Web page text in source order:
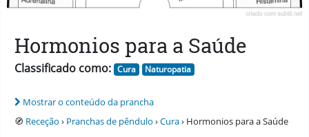
Hormonios para a Saúde
Classificado como: Cura Naturopatia
Mostrar o conteúdo da prancha
🧭 Receção › Pranchas de pêndulo ›Cura› Hormonios para a Saúde